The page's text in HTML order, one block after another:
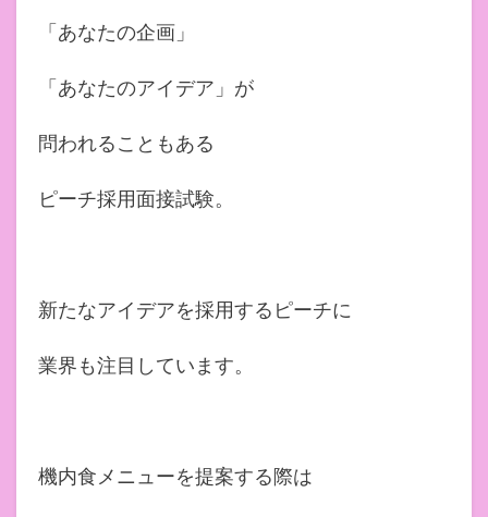
「あなたの企画」
「あなたのアイデア」が
問われることもある
ピーチ採用面接試験。
新たなアイデアを採用するピーチに
業界も注目しています。
機内食メニューを提案する際は